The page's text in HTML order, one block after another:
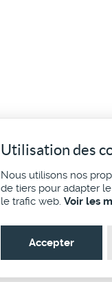
Utilisation des
Nous utilisons nos
de tiers pour adapter
le trafic web. Voir les
Accepter